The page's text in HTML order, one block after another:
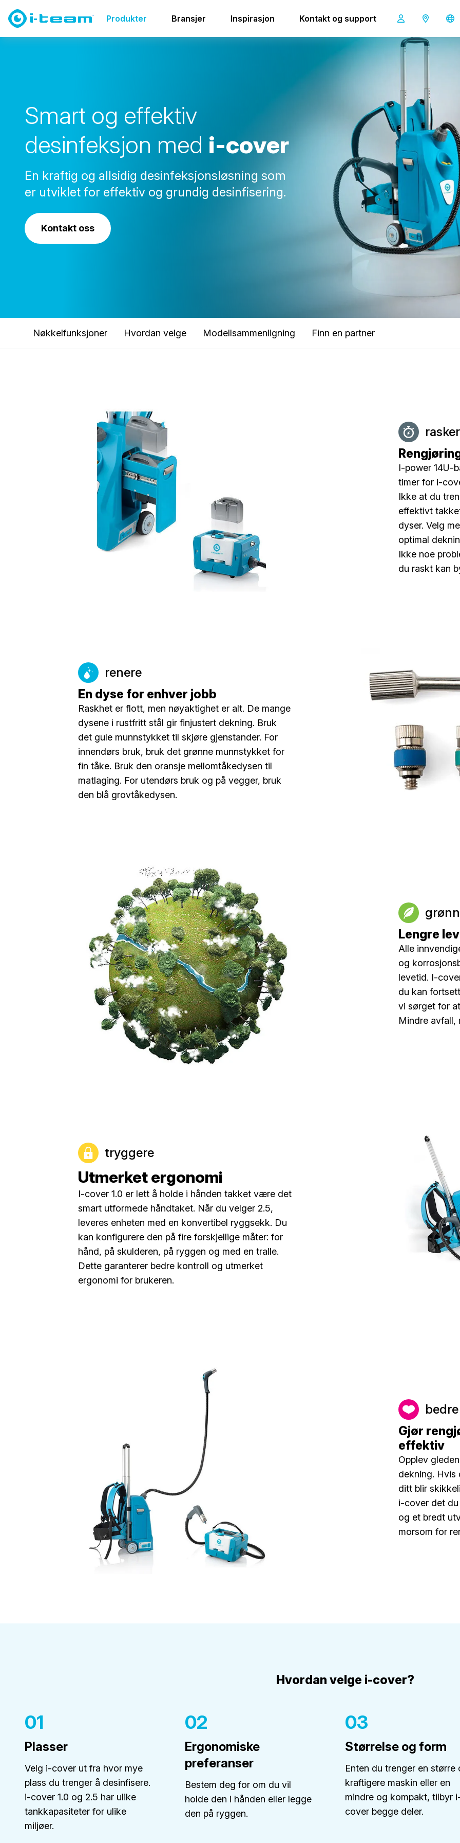
Produkter Bransjer Inspirasjon Kontakt og support
Gulv og overflater i-cover family
Smart og effektiv
desinfeksjon med i-cover
En kraftig og allsidig desinfeksjonsløsning som
er utviklet for effektiv og grundig desinfisering.
Kontakt oss
Nøkkelfunksjoner Hvordan velge Modellsammenligning Finn en partner
I-power 14U-
timer for i-
Ikke at du
effektivt
dyser. Velg
optimal
Ikke noe
du raskt kan
renere
En dyse for enhver jobb
Raskhet er flott, men nøyaktighet er alt. De mange
dysene i rustfritt stål gir finjustert dekning. Bruk
det gule munnstykket til skjøre gjenstander. For
innendørs bruk, bruk det grønne munnstykket for
fin tåke. Bruk den oransje mellomtåkedysen til
matlaging. For utendørs bruk og på vegger, bruk
den blå grovtåkedysen.
Lengre
Alle
og
levetid. I-
du kan
vi sørget for
Mindre avfall,
tryggere
Utmerket ergonomi
I-cover 1.0 er lett å holde i hånden takket være det
smart utformede håndtaket. Når du velger 2.5,
leveres enheten med en konvertibel ryggsekk. Du
kan konfigurere den på fire forskjellige måter: for
hånd, på skulderen, på ryggen og med en tralle.
Dette garanterer bedre kontroll og utmerket
ergonomi for brukeren.
Gjør
effektiv
Opplev
dekning.
ditt blir
i-cover det
og et bredt
morsom for
Hvordan velge i-cover?
01
Plasser
Velg i-cover ut fra hvor mye
plass du trenger å desinfisere.
i-cover 1.0 og 2.5 har ulike
tankkapasiteter for ulike
miljøer.
02
Ergonomiske
preferanser
Bestem deg for om du vil
holde den i hånden eller legge
den på ryggen.
03
Størrelse og form
Enten du trenger en større
kraftigere maskin eller en
mindre og kompakt, tilbyr
cover begge deler.